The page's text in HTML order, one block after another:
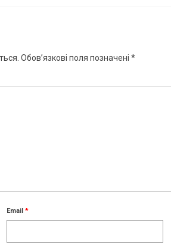
Обов’язкові поля позначені *
Email*